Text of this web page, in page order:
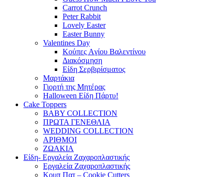
Carrot Crunch
Peter Rabbit
Lovely Easter
Easter Bunny
Valentines Day
Κούπες Aγίου Βαλεντίνου
Διακόσμηση
Είδη Σερβιρίσματος
Μαρτάκια
Γιορτή της Μητέρας
Halloween Είδη Πάρτυ!
Cake Toppers
BABY COLLECTION
ΠΡΩΤΑ ΓΕΝΕΘΛΙΑ
WEDDING COLLECTION
ΑΡΙΘΜΟΙ
ΖΩΑΚΙΑ
Είδη- Εργαλεία Ζαχαροπλαστικής
Εργαλεία Ζαχαροπλαστικής
Κουπ Πατ – Cookie Cutters